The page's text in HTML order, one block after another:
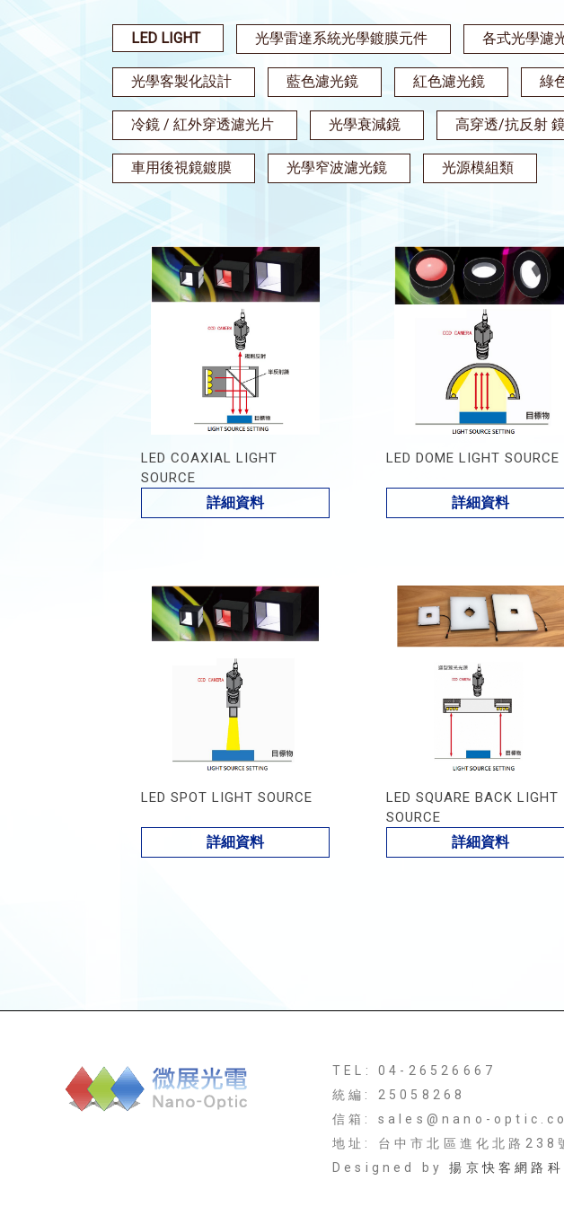
LED LIGHT 光學雷達系統光學鍍膜元件 各式光學濾
光學客製化設計 藍色濾光鏡 紅色濾光鏡 綠
冷鏡 / 紅外穿透濾光片 光學衰減鏡 高穿透/抗反射
車用後視鏡鍍膜 光學窄波濾光鏡 光源模組類
LED COAXIAL LIGHT
SOURCE
詳細資料
LED DOME LIGHT SOURCE
詳細資料
LED SPOT LIGHT SOURCE
詳細資料
LED SQUARE BACK LIGHT
SOURCE
詳細資料
TEL: 04-26526667
統編: 25058268
信箱: sales@nano-
地址: 台中市北區進化北路238
Designed by揚京快客網路